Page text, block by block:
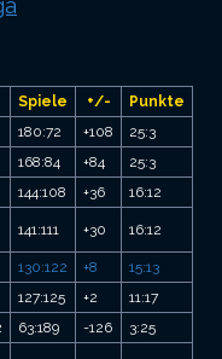
Spiele +/-
Punkte
180:72 +108
25:3
168:84 +84
25:3
144:108 +36 16:12
141:111 +30 16:12
130:122 +8
15:13
127:125 +2
11:17
63:189 -126 3:25